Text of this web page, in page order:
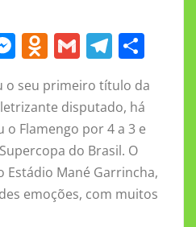
M
ss
e
n
g
er
O
d
n
o
kl
a
ss
G
m
ai
l
T
el
e
gr
a
m
a
re
o seu primeiro título da
disputado, há
o Flamengo por 4 a 3 e
do Brasil. O
Mané Garrincha,
emoções, com muitos